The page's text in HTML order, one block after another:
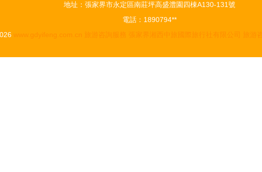
地址：張家界市永定區南莊坪高盛澧園四棟A130-131號
電話：1890794**
www.gdyifeng.com.cn 旅游咨詢服務 張家界湘西中旅國際旅行社有限公司 旅游